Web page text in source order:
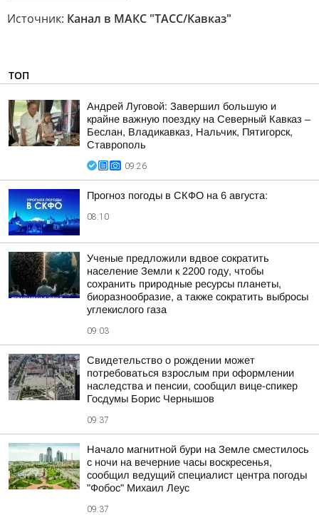
Источник: Канал в МАКС "ТАСС/Кавказ"
ТОП
Андрей Луговой: Завершил большую и
крайне важную поездку на Северный Кавказ –
Беслан, Владикавказ, Нальчик, Пятигорск,
Ставрополь
09:26
Прогноз погоды в СКФО на 6 августа:
08:10
Ученые предложили вдвое сократить
население Земли к 2200 году, чтобы
сохранить природные ресурсы планеты,
биоразнообразие, а также сократить выбросы
углекислого газа
09:03
Свидетельство о рождении может
потребоваться взрослым при оформлении
наследства и пенсии, сообщил вице-спикер
Госдумы Борис Чернышов
09:37
Начало магнитной бури на Земле сместилось
с ночи на вечерние часы воскресенья,
сообщил ведущий специалист центра погоды
"Фобос" Михаил Леус
09:37